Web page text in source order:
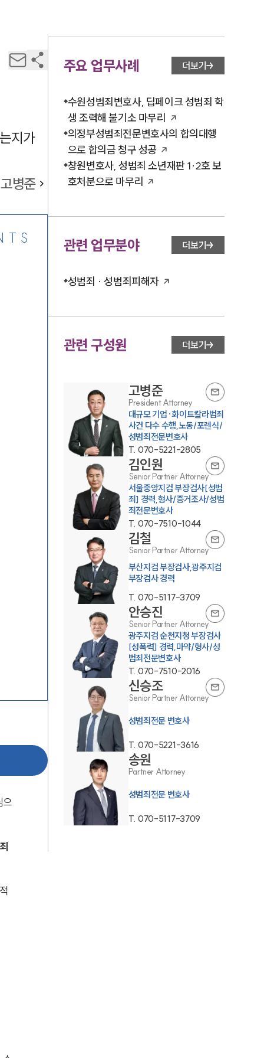
팀소개
팀소개
대륜의 강점
오시는 길
글로벌 파트너 로펌
고객의 소리
통합검색
AI대륜
지가
고병준
으
주요 업무사례 더보기
수원성범죄변호사, 딥페이크 성범죄 학
생 조력해 불기소 마무리
의정부성범죄전문변호사의 합의대행
으로 합의금 청구 성공
창원변호사, 성범죄 소년재판 1·2호 보
호처분으로 마무리
관련 업무분야 더보기
성범죄 · 성범죄피해자
관련 구성원 더보기
고병준
President Attorney
대규모 기업·화이트칼라범죄
사건 다수 수행,노동/포렌식/
성범죄전문변호사
T. 070-5221-2805
김인원
Senior Partner Attorney
서울중앙지검 부장검사[성범
죄] 경력,형사/증거조사/성범
죄전문변호사
T. 070-7510-1044
김철
Senior Partner Attorney
부산지검 부장검사,광주지검
부장검사 경력
T. 070-5117-3709
안승진
Senior Partner Attorney
광주지검 순천지청 부장검사
[성폭력] 경력,마약/형사/성
범죄전문변호사
T. 070-7510-2016
신승조
Senior Partner Attorney
성범죄전문 변호사
T. 070-5221-3616
송원
Partner Attorney
성범죄전문 변호사
T. 070-5117-3709